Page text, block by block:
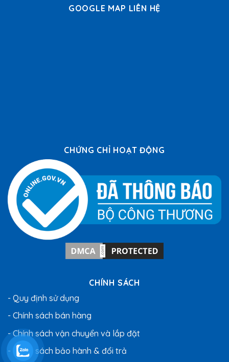
GOOGLE MAP LIÊN HỆ
CHỨNG CHỈ HOẠT ĐỘNG
CHÍNH SÁCH
- Quy định sử dụng
- Chính sách bán hàng
- Chính sách vận chuyển và lắp đặt
- Chính sách bảo hành & đổi trả